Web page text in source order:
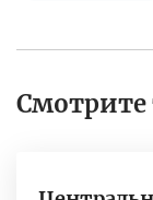
Смотрите